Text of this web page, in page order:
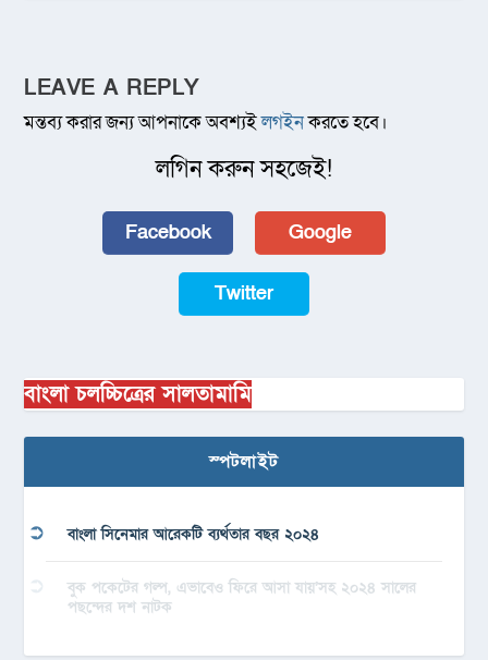
LEAVE A REPLY
মন্তব্য করার জন্য আপনাকে অবশ্যইলগইনকরতে হবে।
লগিন করুন সহজেই!
Facebook Google
Twitter
বাংলা চলচ্চিত্রের সালতামামি
স্পটলাইট
বাংলা সিনেমার আরেকটি ব্যর্থতার বছর ২০২৪
বুক পকেটের গল্প, এভাবেও ফিরে আসা যায়’সহ ২০২৪ সালের
পছন্দের দশ নাটক